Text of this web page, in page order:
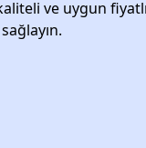
ve uygun